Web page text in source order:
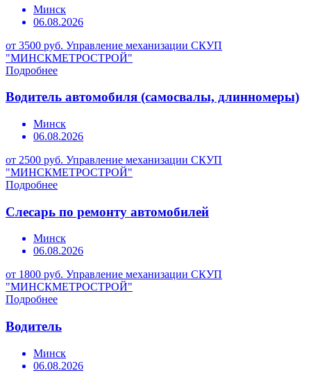
Минск
06.08.2026
от 3500 руб. Управление механизации СКУП
"МИНСКМЕТРОСТРОЙ"
Подробнее
Водитель автомобиля (самосвалы, длинномеры)
Минск
06.08.2026
от 2500 руб. Управление механизации СКУП
"МИНСКМЕТРОСТРОЙ"
Подробнее
Слесарь по ремонту автомобилей
Минск
06.08.2026
от 1800 руб. Управление механизации СКУП
"МИНСКМЕТРОСТРОЙ"
Подробнее
Водитель
Минск
06.08.2026